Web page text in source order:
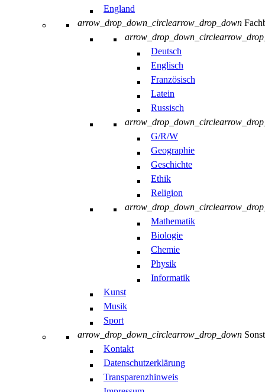
England
arrow_drop_down_circlearrow_drop_down
arrow_drop_down_circle
Deutsch
Englisch
Französisch
Latein
Russisch
arrow_drop_down_circle
G/R/W
Geographie
Geschichte
Ethik
Religion
arrow_drop_down_circle
Mathematik
Biologie
Chemie
Physik
Informatik
Kunst
Musik
Sport
arrow_drop_down_circlearrow_drop_down
Kontakt
Datenschutzerklärung
Transparenzhinweis